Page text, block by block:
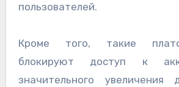
пользователей.
Кроме того, такие
блокируют доступ к
значительного увеличения